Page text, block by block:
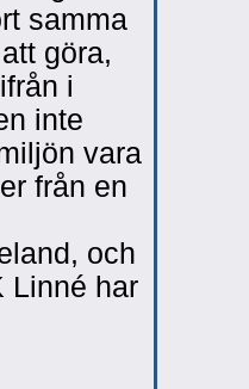
samma
göra,
i
inte
vara
från en
och
Linné har